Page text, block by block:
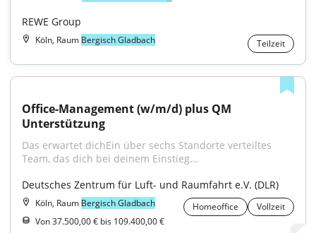
REWE Group
Köln, Raum Bergisch Gladbach Teilzeit
Office-Management (w/m/d) plus QM
Unterstützung
Das erwartet dichEin über sechs Standorte verteiltes
Team, das dich bei deinem Einstieg...
Deutsches Zentrum für Luft- und Raumfahrt e.V. (DLR)
Köln, Raum Bergisch Gladbach Homeoffice
Vollzeit
Von 37.500,00 € bis 109.400,00 €